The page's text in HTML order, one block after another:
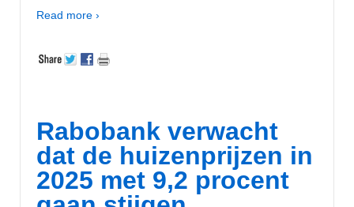
Read more ›
Rabobank verwacht
dat de huizenprijzen in
2025 met 9,2 procent